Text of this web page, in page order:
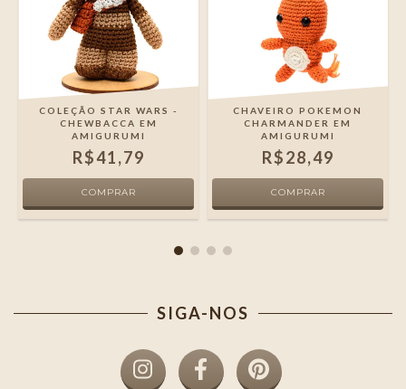
COLEÇÃO STAR WARS -
CHEWBACCA EM
AMIGURUMI
R$41,79
CHAVEIRO POKEMON
CHARMANDER EM
AMIGURUMI
R$28,49
SIGA-NOS